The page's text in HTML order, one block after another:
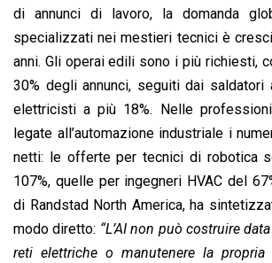
di annunci di lavoro, la domanda
specializzati nei mestieri tecnici è
anni. Gli operai edili sono i più richiesti,
30% degli annunci, seguiti dai
elettricisti a più 18%. Nelle
legate all’automazione industriale i
netti: le offerte per tecnici di robotica
107%, quelle per ingegneri HVAC del
di Randstad North America, ha
modo diretto: “L’AI non può costruire
reti elettriche o manutenere la propria